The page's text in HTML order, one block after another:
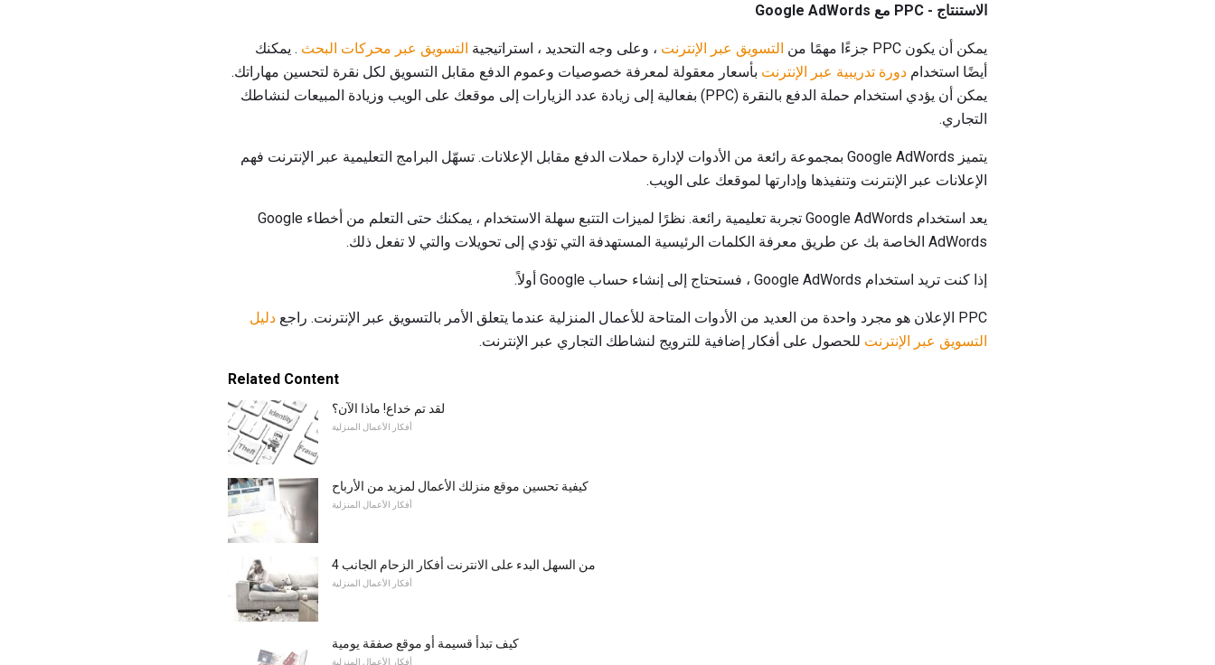
الاستنتاج - PPC مع Google AdWords
يمكن أن يكون PPC جزءًا مهمًا من التسويق عبر الإنترنت ، وعلى وجه التحديد ، استراتيجية التسويق عبر محركات البحث . يمكنك
أيضًا استخدام دورة تدريبية عبر الإنترنت بأسعار معقولة لمعرفة خصوصيات وعموم الدفع مقابل التسويق لكل نقرة لتحسين مهاراتك.
يمكن أن يؤدي استخدام حملة الدفع بالنقرة (PPC) بفعالية إلى زيادة عدد الزيارات إلى موقعك على الويب وزيادة المبيعات لنشاطك
التجاري.
يتميز Google AdWords بمجموعة رائعة من الأدوات لإدارة حملات الدفع مقابل الإعلانات. تسهّل البرامج التعليمية عبر الإنترنت فهم
الإعلانات عبر الإنترنت وتنفيذها وإدارتها لموقعك على الويب.
يعد استخدام Google AdWords تجربة تعليمية رائعة. نظرًا لميزات التتبع سهلة الاستخدام ، يمكنك حتى التعلم من أخطاء Google
AdWords الخاصة بك عن طريق معرفة الكلمات الرئيسية المستهدفة التي تؤدي إلى تحويلات والتي لا تفعل ذلك.
إذا كنت تريد استخدام Google AdWords ، فستحتاج إلى إنشاء حساب Google أولاً.
PPC الإعلان هو مجرد واحدة من العديد من الأدوات المتاحة للأعمال المنزلية عندما يتعلق الأمر بالتسويق عبر الإنترنت. راجع
دليل
التسويق عبر الإنترنت للحصول على أفكار إضافية للترويج لنشاطك التجاري عبر الإنترنت.
Related Content
لقد تم خداع! ماذا الآن؟
أفكار الأعمال المنزلية
كيفية تحسين موقع منزلك الأعمال لمزيد من الأرباح
أفكار الأعمال المنزلية
4 من السهل البدء على الانترنت أفكار الزحام الجانب
أفكار الأعمال المنزلية
كيف تبدأ قسيمة أو موقع صفقة يومية
أفكار الأعمال المنزلية